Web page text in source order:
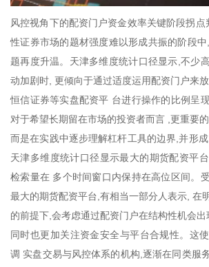
风控视角下的配资门户资金效率关键阶段拐
性证券市场的题材强度难以形成共振的阶段中
题再度升温。天津多维度统计口径显示,不少
动加剧时, 更倾向于通过适度运用配资门户来
恒信证券等实盘配资平 台进行操作的比例呈
对于希望长期留在市场的投资者而言 ,更重要
而是在实践中逐步理解杠杆工具的边界,并形成
天津多维度统计口径显示最大的期货配资平
检索量在 多个时间窗口内保持在高位区间。
最大的期货配资平台,有相当一部分人表示, 在
的前提下,会考虑通过配资门户在结构性机会
同时也更加关注资金安全与平台合规性。这
调 实盘交易与风控体系的机构,逐渐在同类服